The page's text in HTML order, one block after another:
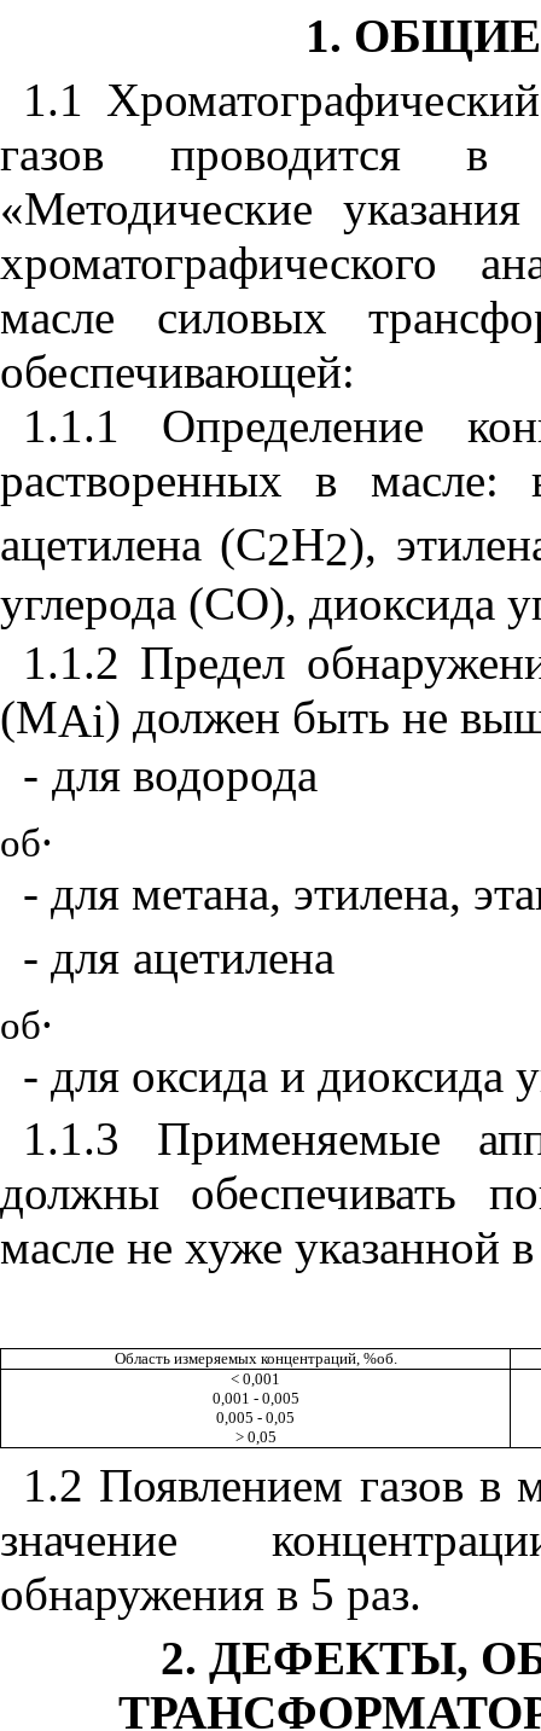
1.
1.1
газов проводится в
«Методические
хроматографического
масле силовых
обеспечивающей:
1.1.1 Определение
растворенных в масле:
ацетилена (C2H2),
углерода (СО), диоксида
1.1.2 Предел
(МAi) должен быть не
- для водорода
об.
- для метана, этилена,
- для ацетилена
об.
- для оксида и диоксида
1.1.3 Применяемые
должны обеспечивать
масле не хуже указанной
Область измеряемых концентраций, %об.
< 0,001
0,001 - 0,005
0,005 - 0,05
> 0,05
1.2 Появлением газов в
значение
обнаружения в 5 раз.
2. ДЕФЕКТЫ,